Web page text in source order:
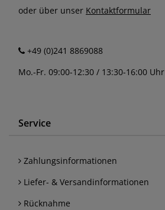
oder über unser Kontaktformular
+49 (0)241 8869088
Mo.-Fr. 09:00-12:30 / 13:30-16:00 Uhr
Service
Zahlungsinformationen
Liefer- & Versandinformationen
Rücknahme